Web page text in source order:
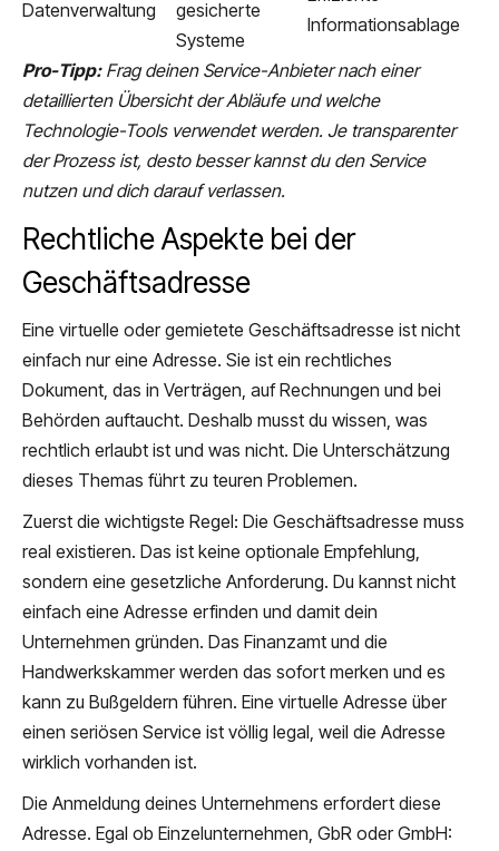
Datenverwaltung
gesicherte
Systeme
Informationsablage
Pro-Tipp: Frag deinen Service-Anbieter nach einer
detaillierten Übersicht der Abläufe und welche
Technologie-Tools verwendet werden. Je transparenter
der Prozess ist, desto besser kannst du den Service
nutzen und dich darauf verlassen.
Rechtliche Aspekte bei der
Geschäftsadresse
Eine virtuelle oder gemietete Geschäftsadresse ist nicht
einfach nur eine Adresse. Sie ist ein rechtliches
Dokument, das in Verträgen, auf Rechnungen und bei
Behörden auftaucht. Deshalb musst du wissen, was
rechtlich erlaubt ist und was nicht. Die Unterschätzung
dieses Themas führt zu teuren Problemen.
Zuerst die wichtigste Regel: Die Geschäftsadresse muss
real existieren. Das ist keine optionale Empfehlung,
sondern eine gesetzliche Anforderung. Du kannst nicht
einfach eine Adresse erfinden und damit dein
Unternehmen gründen. Das Finanzamt und die
Handwerkskammer werden das sofort merken und es
kann zu Bußgeldern führen. Eine virtuelle Adresse über
einen seriösen Service ist völlig legal, weil die Adresse
wirklich vorhanden ist.
Die Anmeldung deines Unternehmens erfordert diese
Adresse. Egal ob Einzelunternehmen, GbR oder GmbH: